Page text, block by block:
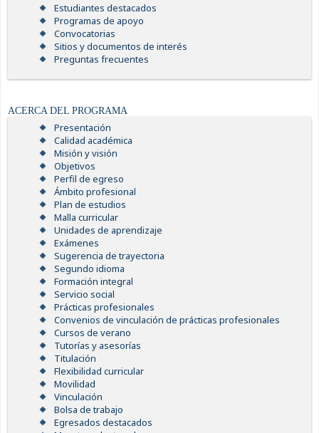
Estudiantes destacados
Programas de apoyo
Convocatorias
Sitios y documentos de interés
Preguntas frecuentes
ACERCA DEL PROGRAMA
Presentación
Calidad académica
Misión y visión
Objetivos
Perfil de egreso
Ámbito profesional
Plan de estudios
Malla curricular
Unidades de aprendizaje
Exámenes
Sugerencia de trayectoria
Segundo idioma
Formación integral
Servicio social
Prácticas profesionales
Convenios de vinculación de prácticas profesionales
Cursos de verano
Tutorías y asesorías
Titulación
Flexibilidad curricular
Movilidad
Vinculación
Bolsa de trabajo
Egresados destacados